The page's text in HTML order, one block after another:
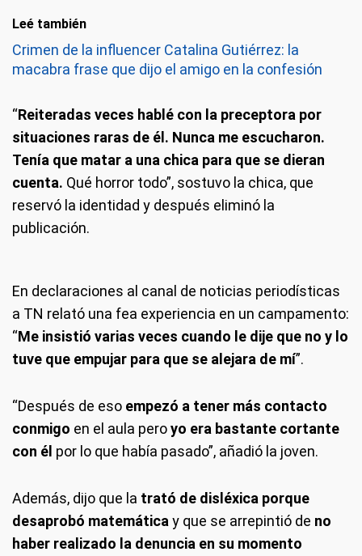
Leé también
Crimen de la influencer Catalina Gutiérrez: la
macabra frase que dijo el amigo en la confesión
“Reiteradas veces hablé con la preceptora por
situaciones raras de él. Nunca me escucharon.
Tenía que matar a una chica para que se dieran
cuenta. Qué horror todo”, sostuvo la chica, que
reservó la identidad y después eliminó la
publicación.
En declaraciones al canal de noticias periodísticas
a TN relató una fea experiencia en un campamento:
“Me insistió varias veces cuando le dije que no y lo
tuve que empujar para que se alejara de mí”.
“Después de eso empezó a tener más contacto
conmigo en el aula peroyo era bastante cortante
con él por lo que había pasado”, añadió la joven.
Además, dijo que la trató de disléxica porque
desaprobó matemática y que se arrepintió de no
haber realizado la denuncia en su momento